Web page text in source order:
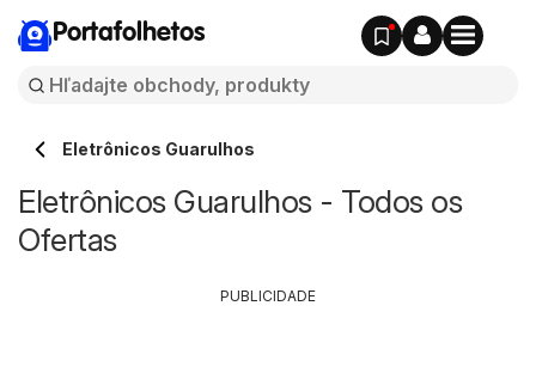
Portafolhetos
Eletrônicos Guarulhos
Eletrônicos Guarulhos - Todos os
Ofertas
PUBLICIDADE